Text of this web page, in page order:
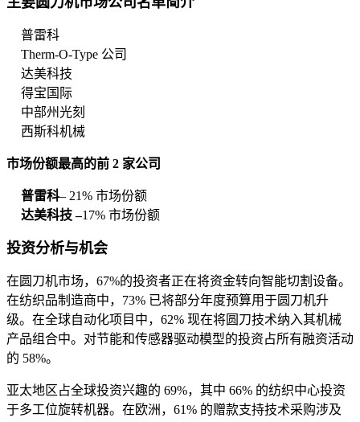
普雷科
Therm-O-Type 公司
达美科技
得宝国际
中部州光刻
西斯科机械
市场份额最高的前 2 家公司
普雷科– 21% 市场份额
达美科技 –17% 市场份额
投资分析与机会
在圆刀机市场，67%的投资者正在将资金转向智能切割设备。
在纺织品制造商中，73% 已将部分年度预算用于圆刀机升
级。在全球自动化项目中，62% 现在将圆刀技术纳入其机械
产品组合中。对节能和传感器驱动模型的投资占所有融资活动
的 58%。
亚太地区占全球投资兴趣的 69%，其中 66% 的纺织中心投资
于多工位旋转机器。在欧洲，61% 的赠款支持技术采购涉及